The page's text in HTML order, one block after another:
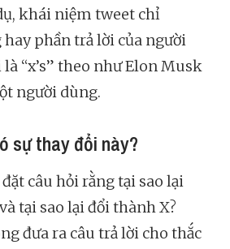
khái niệm tweet chỉ
phần trả lời của người
“x’s” theo như Elon Musk
người dùng.
sự thay đổi này?
câu hỏi rằng tại sao lại
tại sao lại đổi thành X?
đưa ra câu trả lời cho thắc